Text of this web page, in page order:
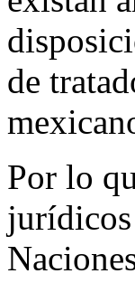
de
Por lo
jurídicos